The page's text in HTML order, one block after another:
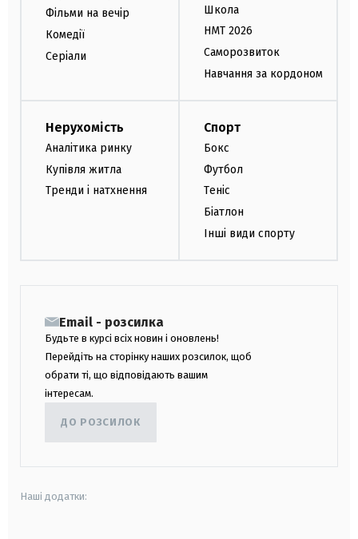
Фільми на вечір
Комедії
Серіали
Школа
НМТ 2026
Саморозвиток
Навчання за кордоном
Нерухомість
Аналітика ринку
Купівля житла
Тренди і натхнення
Спорт
Бокс
Футбол
Теніс
Біатлон
Інші види спорту
Email - розсилка
Будьте в курсі всіх новин і оновлень!
Перейдіть на сторінку наших розсилок, щоб
обрати ті, що відповідають вашим
інтересам.
ДО РОЗСИЛОК
Наші додатки: